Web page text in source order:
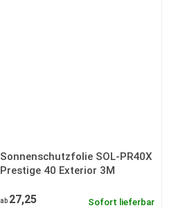
Sonnenschutzfolie SOL-PR40X
Prestige 40 Exterior 3M
ab 27,25
Sofort lieferbar